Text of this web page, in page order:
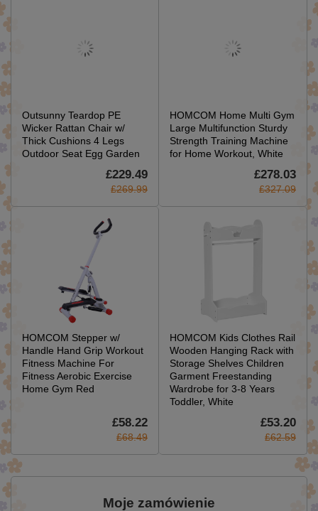
Outsunny Teardop PE
Wicker Rattan Chair w/
Thick Cushions 4 Legs
Outdoor Seat Egg Garden
£229.49
£269.99
HOMCOM Home Multi Gym
Large Multifunction Sturdy
Strength Training Machine
for Home Workout, White
£278.03
£327.09
HOMCOM Stepper w/
Handle Hand Grip Workout
Fitness Machine For
Fitness Aerobic Exercise
Home Gym Red
£58.22
£68.49
HOMCOM Kids Clothes Rail
Wooden Hanging Rack with
Storage Shelves Children
Garment Freestanding
Wardrobe for 3-8 Years
Toddler, White
£53.20
£62.59
Moje zamówienie